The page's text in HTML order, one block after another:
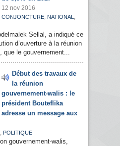
12 nov 2016
CONJONCTURE, NATIONAL ,
Sellal, a indiqué ce
d’ouverture à la réunion
que le gouvernement...
Début des travaux de
la réunion
gouvernement-walis : le
président Bouteflika
adresse un message aux
, POLITIQUE
gouvernement-walis,